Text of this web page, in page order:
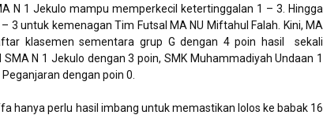
N 1 Jekulo mampu memperkecil ketertinggalan 1 – 3. Hingga
3 untuk kemenagan Tim Futsal MA NU Miftahul Falah. Kini, MA
klasemen sementara grup G dengan 4 poin hasil
sekali
N 1 Jekulo dengan 3 poin, SMK Muhammadiyah Undaan 1
dengan poin 0.
hanya perlu hasil imbang untuk memastikan lolos ke babak 16